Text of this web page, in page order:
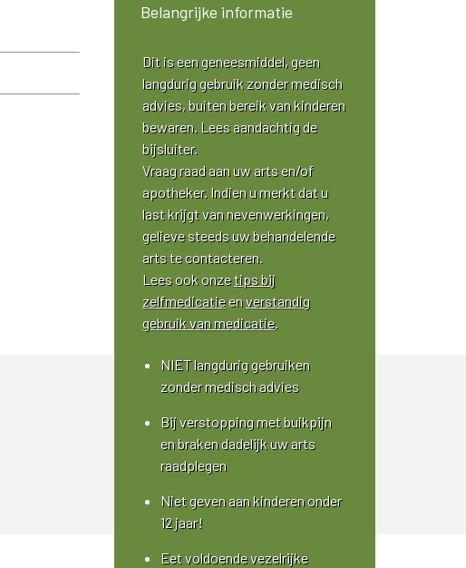
Belangrijke informatie
Dit is een geneesmiddel, geen
langdurig gebruik zonder medisch
advies, buiten bereik van kinderen
bewaren. Lees aandachtig de
bijsluiter.
Vraag raad aan uw arts en/of
apotheker. Indien u merkt dat u
last krijgt van nevenwerkingen,
gelieve steeds uw behandelende
arts te contacteren.
Lees ook onzetips bij
zelfmedicatieenverstandig
gebruik van medicatie.
NIET langdurig gebruiken
zonder medisch advies
Bij verstopping met buikpijn
en braken dadelijk uw arts
raadplegen
Niet geven aan kinderen onder
12 jaar!
Eet voldoende vezelrijke